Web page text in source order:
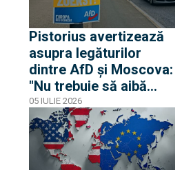
Pistorius avertizează
asupra legăturilor
dintre AfD și Moscova:
"Nu trebuie să aibă
acces la informații
confidențiale"
05 IULIE 2026